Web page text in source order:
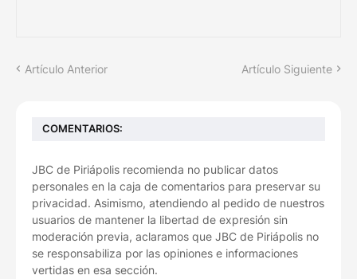
Artículo Anterior Artículo Siguiente
COMENTARIOS:
JBC de Piriápolis recomienda no publicar datos
personales en la caja de comentarios para preservar su
privacidad. Asimismo, atendiendo al pedido de nuestros
usuarios de mantener la libertad de expresión sin
moderación previa, aclaramos que JBC de Piriápolis no
se responsabiliza por las opiniones e informaciones
vertidas en esa sección.